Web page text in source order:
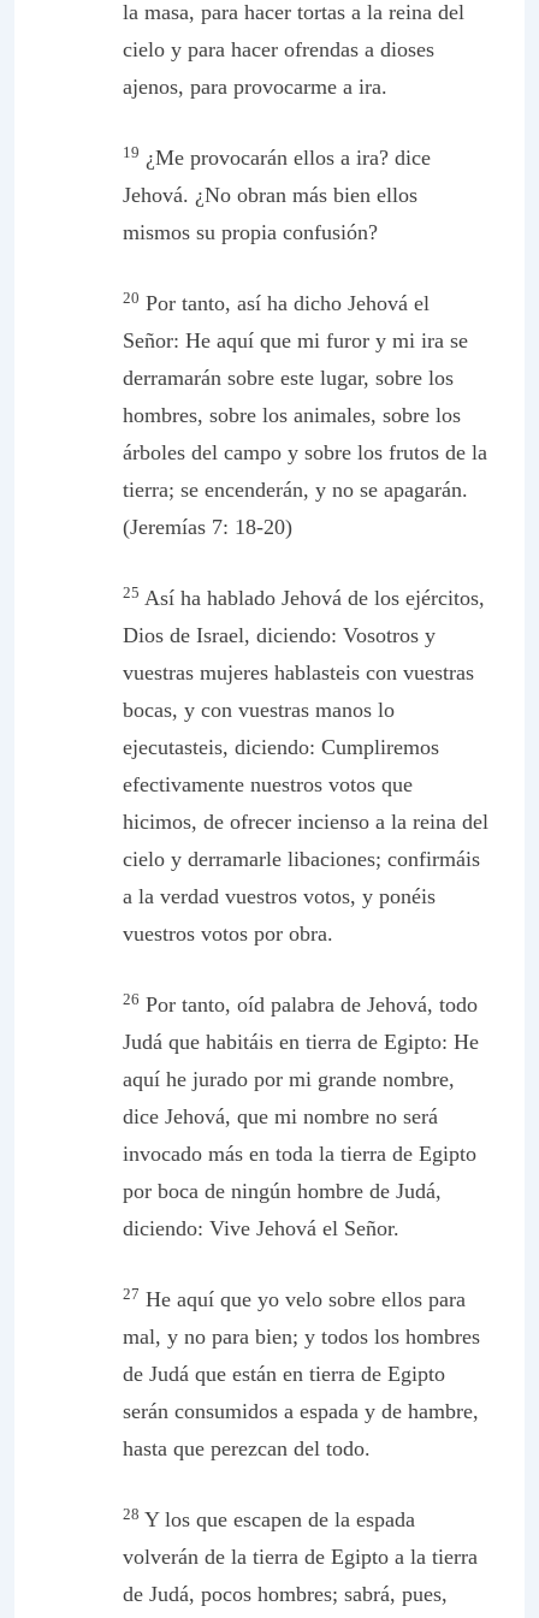
la masa, para hacer tortas a la reina del
cielo y para hacer ofrendas a dioses
ajenos, para provocarme a ira.
19 ¿Me provocarán ellos a ira? dice
Jehová. ¿No obran más bien ellos
mismos su propia confusión?
20 Por tanto, así ha dicho Jehová el
Señor: He aquí que mi furor y mi ira se
derramarán sobre este lugar, sobre los
hombres, sobre los animales, sobre los
árboles del campo y sobre los frutos de la
tierra; se encenderán, y no se apagarán.
(Jeremías 7: 18-20)
25 Así ha hablado Jehová de los ejércitos,
Dios de Israel, diciendo: Vosotros y
vuestras mujeres hablasteis con vuestras
bocas, y con vuestras manos lo
ejecutasteis, diciendo: Cumpliremos
efectivamente nuestros votos que
hicimos, de ofrecer incienso a la reina del
cielo y derramarle libaciones; confirmáis
a la verdad vuestros votos, y ponéis
vuestros votos por obra.
26 Por tanto, oíd palabra de Jehová, todo
Judá que habitáis en tierra de Egipto: He
aquí he jurado por mi grande nombre,
dice Jehová, que mi nombre no será
invocado más en toda la tierra de Egipto
por boca de ningún hombre de Judá,
diciendo: Vive Jehová el Señor.
27 He aquí que yo velo sobre ellos para
mal, y no para bien; y todos los hombres
de Judá que están en tierra de Egipto
serán consumidos a espada y de hambre,
hasta que perezcan del todo.
28 Y los que escapen de la espada
volverán de la tierra de Egipto a la tierra
de Judá, pocos hombres; sabrá, pues,